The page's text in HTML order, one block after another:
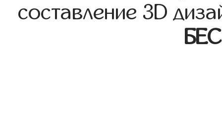
составление 3D